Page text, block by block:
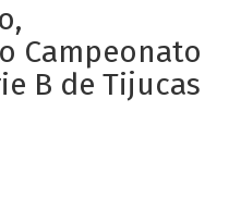
Campeonato
B de Tijucas